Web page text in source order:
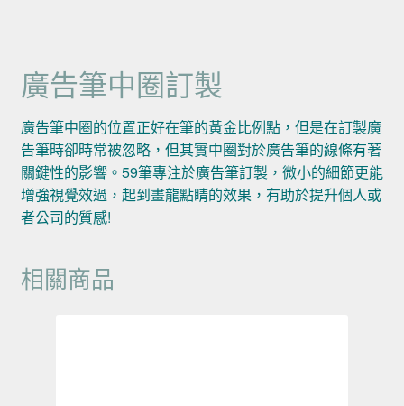
廣告筆中圈訂製
廣告筆中圈的位置正好在筆的黃金比例點，但是在訂製廣
告筆時卻時常被忽略，但其實中圈對於廣告筆的線條有著
關鍵性的影響。59筆專注於廣告筆訂製，微小的細節更能
增強視覺效過，起到畫龍點睛的效果，有助於提升個人或
者公司的質感!
相關商品